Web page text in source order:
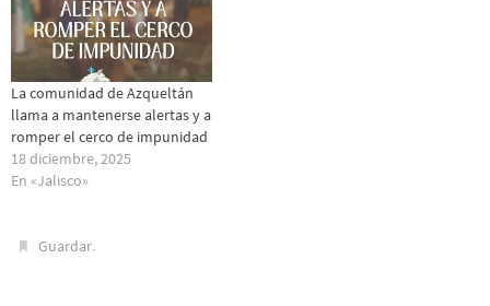
La comunidad de Azqueltán
llama a mantenerse alertas y a
romper el cerco de impunidad
18 diciembre, 2025
En «Jalisco»
Guardar.